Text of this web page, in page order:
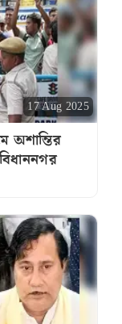
17 Aug 2025
অশান্তির